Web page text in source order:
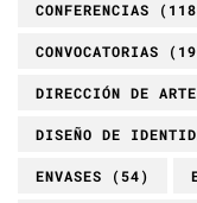
CONFERENCIAS
CONVOCATORIAS
DIRECCIÓN DE ARTE
DISEÑO DE
ENVASES (54)